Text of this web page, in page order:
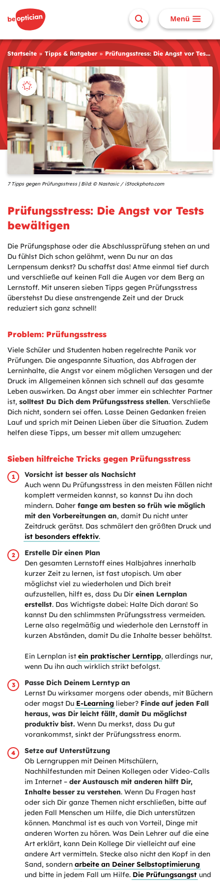
Startseite Tipps & Ratgeber Prüfungsstress: Die Angst vor Tests bewältigen
7 Tipps gegen Prüfungsstress | Bild: © Nastasic / iStockphoto.com
Prüfungsstress: Die Angst vor Tests
bewältigen
Die Prüfungsphase oder die Abschlussprüfung stehen an und
Du fühlst Dich schon gelähmt, wenn Du nur an das
Lernpensum denkst? Du schaffst das! Atme einmal tief durch
und verschließe auf keinen Fall die Augen vor dem Berg an
Lernstoff. Mit unseren sieben Tipps gegen Prüfungsstress
überstehst Du diese anstrengende Zeit und der Druck
reduziert sich ganz schnell!
Problem: Prüfungsstress
Viele Schüler und Studenten haben regelrechte Panik vor
Prüfungen. Die angespannte Situation, das Abfragen der
Lerninhalte, die Angst vor einem möglichen Versagen und der
Druck im Allgemeinen können sich schnell auf das gesamte
Leben auswirken. Da Angst aber immer ein schlechter Partner
ist, solltest Du Dich dem Prüfungsstress stellen. Verschließe
Dich nicht, sondern sei offen. Lasse Deinen Gedanken freien
Lauf und sprich mit Deinen Lieben über die Situation. Zudem
helfen diese Tipps, um besser mit allem umzugehen:
Sieben hilfreiche Tricks gegen Prüfungsstress
Vorsicht ist besser als Nachsicht
Auch wenn Du Prüfungsstress in den meisten Fällen nicht
komplett vermeiden kannst, so kannst Du ihn doch
mindern. Daher fange am besten so früh wie möglich
mit den Vorbereitungen an, damit Du nicht unter
Zeitdruck gerätst. Das schmälert den größten Druck und
ist besonders effektiv.
Erstelle Dir einen Plan
Den gesamten Lernstoff eines Halbjahres innerhalb
kurzer Zeit zu lernen, ist fast utopisch. Um aber
möglichst viel zu wiederholen und Dich breit
aufzustellen, hilft es, dass Du Dir einen Lernplan
erstellst. Das Wichtigste dabei: Halte Dich daran! So
kannst Du den schlimmsten Prüfungsstress vermeiden.
Lerne also regelmäßig und wiederhole den Lernstoff in
kurzen Abständen, damit Du die Inhalte besser behältst.
Ein Lernplan ist ein praktischer Lerntipp, allerdings nur,
wenn Du ihn auch wirklich strikt befolgst.
Passe Dich Deinem Lerntyp an
Lernst Du wirksamer morgens oder abends, mit Büchern
oder magst Du E-Learning lieber? Finde auf jeden Fall
heraus, was Dir leicht fällt, damit Du möglichst
produktiv bist. Wenn Du merkst, dass Du gut
vorankommst, sinkt der Prüfungsstress enorm.
Setze auf Unterstützung
Ob Lerngruppen mit Deinen Mitschülern,
Nachhilfestunden mit Deinen Kollegen oder Video-Calls
im Internet – der Austausch mit anderen hilft Dir,
Inhalte besser zu verstehen. Wenn Du Fragen hast
oder sich Dir ganze Themen nicht erschließen, bitte auf
jeden Fall Menschen um Hilfe, die Dich unterstützen
können. Manchmal ist es auch von Vorteil, Dinge mit
anderen Worten zu hören. Was Dein Lehrer auf die eine
Art erklärt, kann Dein Kollege Dir vielleicht auf eine
andere Art vermitteln. Stecke also nicht den Kopf in den
Sand, sondern arbeite an Deiner Selbstoptimierung
und bitte in jedem Fall um Hilfe. Die Prüfungsangst und